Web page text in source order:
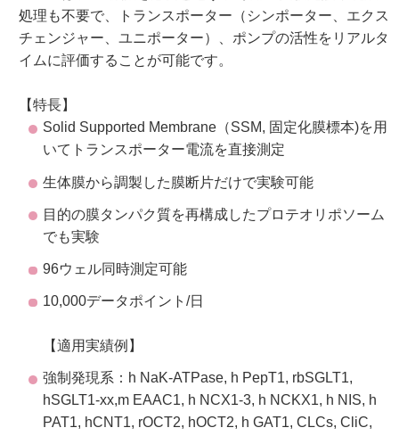
処理も不要で、トランスポーター（シンポーター、エクス
チェンジャー、ユニポーター）、ポンプの活性をリアルタ
イムに評価することが可能です。
【特長】
Solid Supported Membrane（SSM, 固定化膜標本)を用
いてトランスポーター電流を直接測定
生体膜から調製した膜断片だけで実験可能
目的の膜タンパク質を再構成したプロテオリポソーム
でも実験
96ウェル同時測定可能
10,000データポイント/日
【適用実績例】
強制発現系：h NaK-ATPase, h PepT1, rbSGLT1,
hSGLT1-xx,m EAAC1, h NCX1-3, h NCKX1, h NIS, h
PAT1, hCNT1, rOCT2, hOCT2, h GAT1, CLCs, CliC,